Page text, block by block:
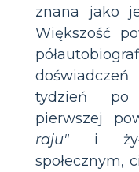
znana jako
Większość
tydzień po
pierwszej
raju" i
społecznym,